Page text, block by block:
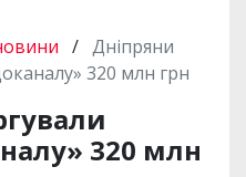
/ Дніпряни
320 млн грн
320 млн